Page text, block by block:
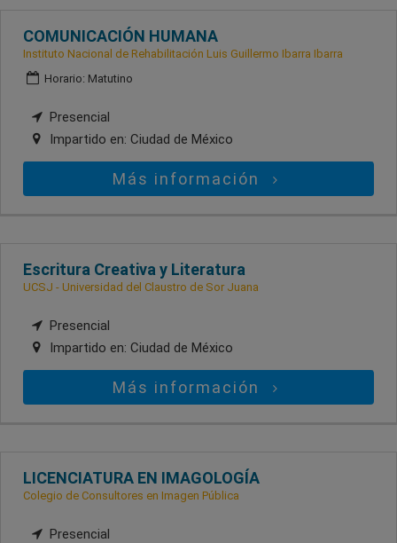
COMUNICACIÓN HUMANA
Instituto Nacional de Rehabilitación Luis Guillermo Ibarra Ibarra
Horario: Matutino
Presencial
Impartido en: Ciudad de México
Más información
Escritura Creativa y Literatura
UCSJ - Universidad del Claustro de Sor Juana
Presencial
Impartido en: Ciudad de México
Más información
LICENCIATURA EN IMAGOLOGÍA
Colegio de Consultores en Imagen Pública
Presencial